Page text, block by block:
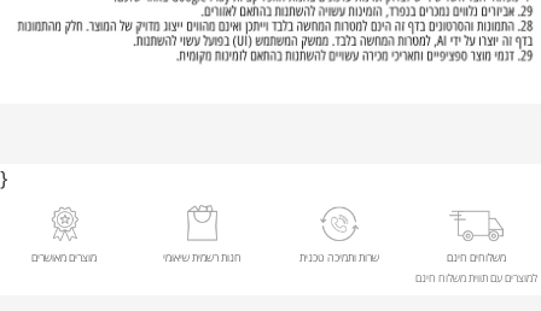
}
משלוחים חינם
למוצרים עם תווית משלוח חינם
שרות ותמיכה טכנית חנות רשמית שיאומי מוצרים מאושרים